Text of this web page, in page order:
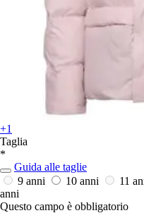
+1
Taglia
*
Guida alle taglie
9 anni
10 anni 11
anni
Questo campo è obbligatorio